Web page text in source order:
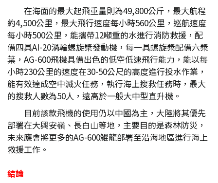
在海面的最大起飛重量則為49,800公斤，最大航程
約4,500公里，最大飛行速度每小時560公里，巡航速度
每小時500公里，能攜帶12噸重的水進行消防救援，配
備四具AI-20渦輪螺旋槳發動機，每一具螺旋槳配備六槳
葉，AG-600飛機具備出色的低空低速飛行能力，能以每
小時230公里的速度在30-50公尺的高度進行投水作業，
能有效達成空中滅火任務，執行海上搜救任務時，最大
的搜救人數為50人，遠高於一般大中型直升機。
目前該款飛機的使用仍以中國為主，大陸將其優先
部署在大興安嶺、長白山等地，主要目的是森林防災，
未來應會將更多的AG-600鯤龍部署至沿海地區進行海上
救援工作。
結論